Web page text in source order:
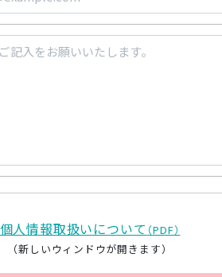
個人情報取扱いについて （PDF）
（新しいウィンドウが開きます）